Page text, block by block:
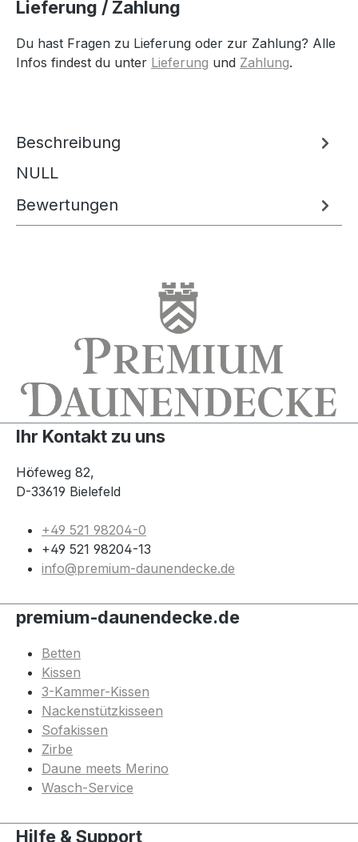
Lieferung / Zahlung
Du hast Fragen zu Lieferung oder zur Zahlung? Alle
Infos findest du unter Lieferung und Zahlung.
Beschreibung
NULL
Bewertungen
Ihr Kontakt zu uns
Höfeweg 82,
D-33619 Bielefeld
+49 521 98204-0
+49 521 98204-13
info@premium-daunendecke.de
premium-daunendecke.de
Betten
Kissen
3-Kammer-Kissen
Nackenstützkisseen
Sofakissen
Zirbe
Daune meets Merino
Wasch-Service
Hilfe & Support